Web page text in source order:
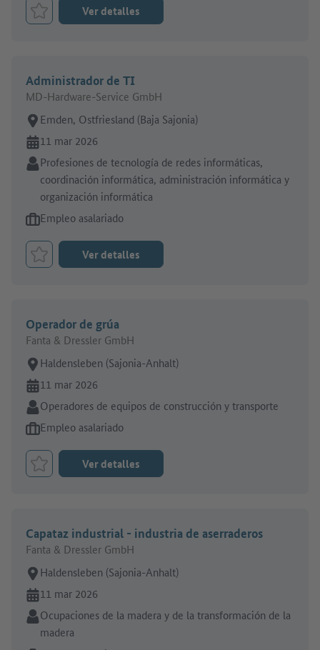
Marcar el trabajo como favorito
Ver detalles
Administrador de TI
MD-Hardware-Service GmbH
Lugar de trabajo:
Emden, Ostfriesland (Baja Sajonia)
En línea desde:
11 mar 2026
Sector:
Profesiones de tecnología de redes informáticas,
coordinación informática, administración informática y
organización informática
Tipo de oferta de empleo:
Empleo asalariado
Marcar el trabajo como favorito
Ver detalles
Operador de grúa
Fanta & Dressler GmbH
Lugar de trabajo:
Haldensleben (Sajonia-Anhalt)
En línea desde:
11 mar 2026
Sector:
Operadores de equipos de construcción y transporte
Tipo de oferta de empleo:
Empleo asalariado
Marcar el trabajo como favorito
Ver detalles
Capataz industrial - industria de aserraderos
Fanta & Dressler GmbH
Lugar de trabajo:
Haldensleben (Sajonia-Anhalt)
En línea desde:
11 mar 2026
Sector:
Ocupaciones de la madera y de la transformación de la
madera